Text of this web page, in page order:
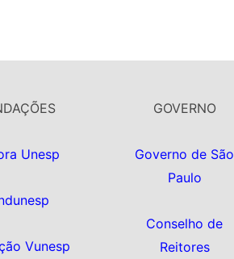
Unesp
Vunesp
GOVERNO
Governo de São
Paulo
Conselho de
Reitores